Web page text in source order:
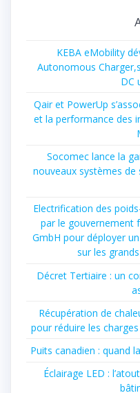
KEBA eMobility
Autonomous
DC
Qair et PowerUp
et la performance des
Socomec lance la
nouveaux systèmes de
Electrification des
par le gouvernement
GmbH pour déployer
sur les
Décret Tertiaire : un
Récupération de
pour réduire les charges
Puits canadien : quand
Éclairage LED :